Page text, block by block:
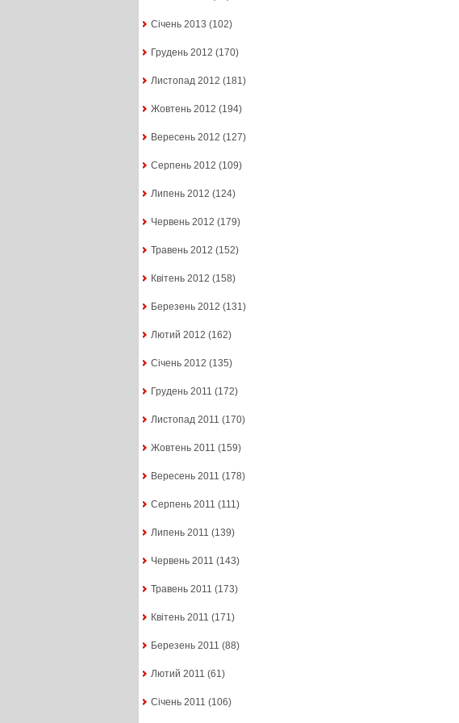
Січень 2013 (102)
Грудень 2012 (170)
Листопад 2012 (181)
Жовтень 2012 (194)
Вересень 2012 (127)
Серпень 2012 (109)
Липень 2012 (124)
Червень 2012 (179)
Травень 2012 (152)
Квітень 2012 (158)
Березень 2012 (131)
Лютий 2012 (162)
Січень 2012 (135)
Грудень 2011 (172)
Листопад 2011 (170)
Жовтень 2011 (159)
Вересень 2011 (178)
Серпень 2011 (111)
Липень 2011 (139)
Червень 2011 (143)
Травень 2011 (173)
Квітень 2011 (171)
Березень 2011 (88)
Лютий 2011 (61)
Січень 2011 (106)